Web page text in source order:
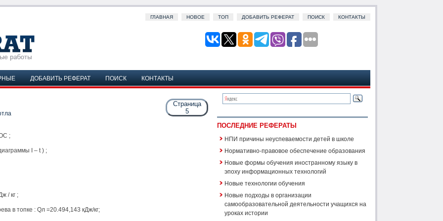
ГЛАВНАЯ НОВОЕ ТОП ДОБАВИТЬ РЕФЕРАТ ПОИСК КОНТАКТЫ
ДОБАВИТЬ РЕФЕРАТ ПОИСК КОНТАКТЫ
Страница
5
;
I – t ) ;
/ кг ;
в топке : Qл =20.494,143 кДж/кг;
ПОСЛЕДНИЕ РЕФЕРАТЫ
НПИ причины неуспеваемости детей в школе
Нормативно-правовое обеспечение образования
Новые формы обучения иностранному языку в
эпоху информационных технологий
Новые технологии обучения
Новые подходы в организации
самообразовательной деятельности учащихся на
уроках истории